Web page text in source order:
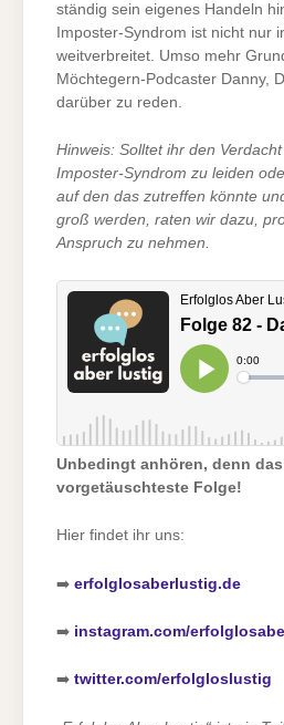
ständig sein eigenes Handeln
Imposter-Syndrom ist nicht nur
weitverbreitet. Umso mehr
Möchtegern-Podcaster Danny,
darüber zu reden.
Hinweis: Solltet ihr den
Imposter-Syndrom zu leiden
auf den das zutreffen könnte
groß werden, raten wir dazu,
Anspruch zu nehmen.
Unbedingt anhören, denn
vorgetäuschteste Folge!
Hier findet ihr uns:
➡️ erfolglosaberlustig.de
➡️ instagram.com/
➡️ twitter.com/erfolgloslustig